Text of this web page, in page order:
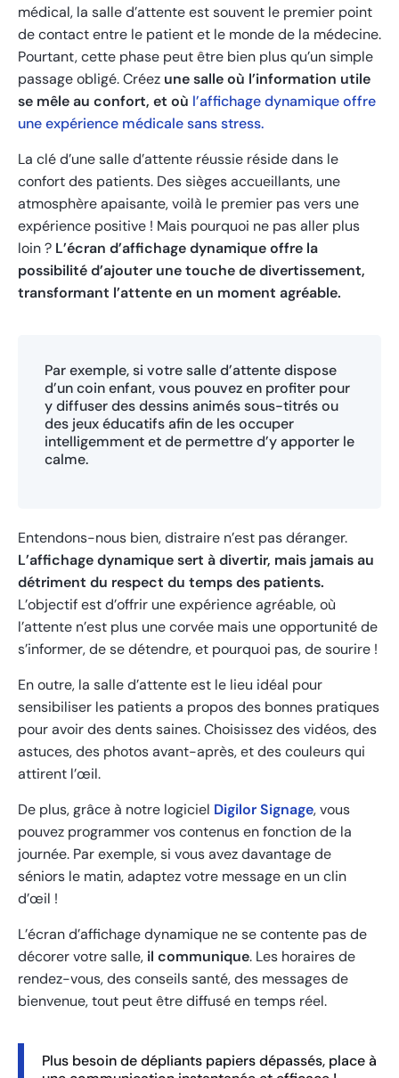
médical, la salle d’attente est souvent le premier point
de contact entre le patient et le monde de la médecine.
Pourtant, cette phase peut être bien plus qu’un simple
passage obligé. Créez une salle où l’information utile
se mêle au confort, et où l’affichage dynamique offre
une expérience médicale sans stress.
La clé d’une salle d’attente réussie réside dans le
confort des patients. Des sièges accueillants, une
atmosphère apaisante, voilà le premier pas vers une
expérience positive ! Mais pourquoi ne pas aller plus
loin ? L’écran d’affichage dynamique offre la
possibilité d’ajouter une touche de divertissement,
transformant l’attente en un moment agréable.
Par exemple, si votre salle d’attente dispose
d’un coin enfant, vous pouvez en profiter pour
y diffuser des dessins animés sous-titrés ou
des jeux éducatifs afin de les occuper
intelligemment et de permettre d’y apporter le
calme.
Entendons-nous bien, distraire n’est pas déranger.
L’affichage dynamique sert à divertir, mais jamais au
détriment du respect du temps des patients.
L’objectif est d’offrir une expérience agréable, où
l’attente n’est plus une corvée mais une opportunité de
s’informer, de se détendre, et pourquoi pas, de sourire !
En outre, la salle d’attente est le lieu idéal pour
sensibiliser les patients a propos des bonnes pratiques
pour avoir des dents saines. Choisissez des vidéos, des
astuces, des photos avant-après, et des couleurs qui
attirent l’œil.
De plus, grâce à notre logiciel Digilor Signage, vous
pouvez programmer vos contenus en fonction de la
journée. Par exemple, si vous avez davantage de
séniors le matin, adaptez votre message en un clin
d’œil !
L’écran d’affichage dynamique ne se contente pas de
décorer votre salle, il communique. Les horaires de
rendez-vous, des conseils santé, des messages de
bienvenue, tout peut être diffusé en temps réel.
Plus besoin de dépliants papiers dépassés, place à